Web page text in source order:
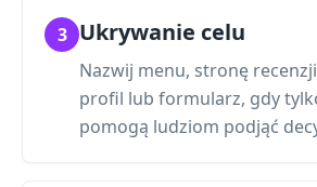
3 Ukrywanie celu
Nazwij menu, stronę
profil lub formularz, gdy
pomogą ludziom podjąć